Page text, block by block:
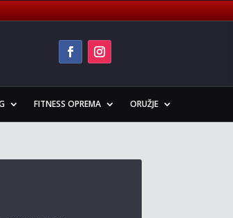
FITNESS OPREMA ORUŽJE